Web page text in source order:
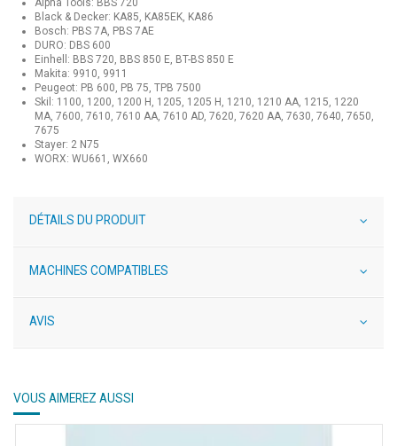
Alpha Tools: BBS 720
Black & Decker: KA85, KA85EK, KA86
Bosch: PBS 7A, PBS 7AE
DURO: DBS 600
Einhell: BBS 720, BBS 850 E, BT-BS 850 E
Makita: 9910, 9911
Peugeot: PB 600, PB 75, TPB 7500
Skil: 1100, 1200, 1200 H, 1205, 1205 H, 1210, 1210 AA, 1215, 1220
MA, 7600, 7610, 7610 AA, 7610 AD, 7620, 7620 AA, 7630, 7640, 7650,
7675
Stayer: 2 N75
WORX: WU661, WX660
DÉTAILS DU PRODUIT
MACHINES COMPATIBLES
AVIS
VOUS AIMEREZ AUSSI